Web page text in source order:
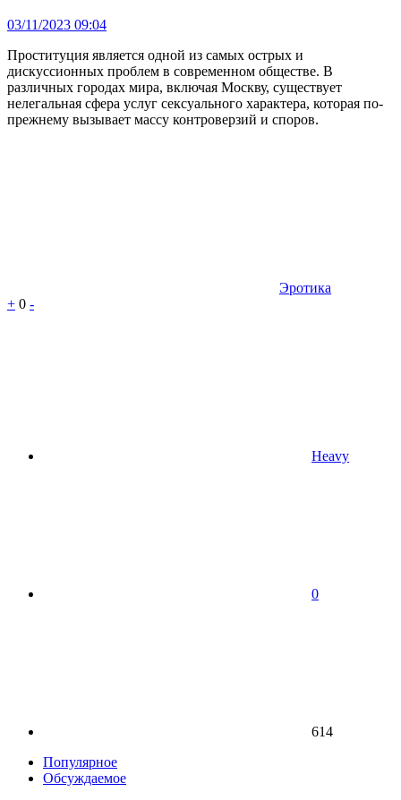
03/11/2023 09:04
Проституция является одной из самых острых и
дискуссионных проблем в современном обществе. В
различных городах мира, включая Москву, существует
нелегальная сфера услуг сексуального характера, которая по-
прежнему вызывает массу контроверзий и споров.
Эротика
+ 0 -
Heavy
0
614
Популярное
Обсуждаемое